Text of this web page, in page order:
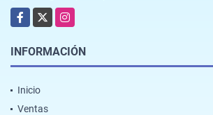
Facebook
X Instagram
INFORMACIÓN
Inicio
Ventas